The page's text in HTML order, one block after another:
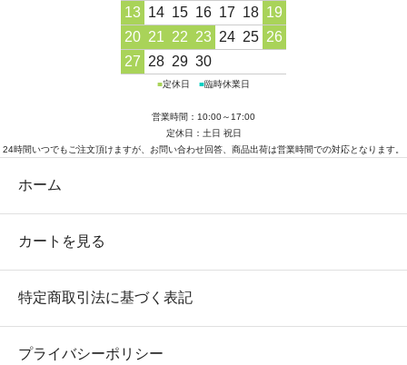
13 14 15 16 17 18 19
20 21 22 23 24 25 26
27 28 29 30
■定休日 ■臨時休業日
営業時間：10:00～17:00
定休日：土日 祝日
24時間いつでもご注文頂けますが、お問い合わせ回答、商品出荷は営業時間での対応となります。
ホーム
カートを見る
特定商取引法に基づく表記
プライバシーポリシー